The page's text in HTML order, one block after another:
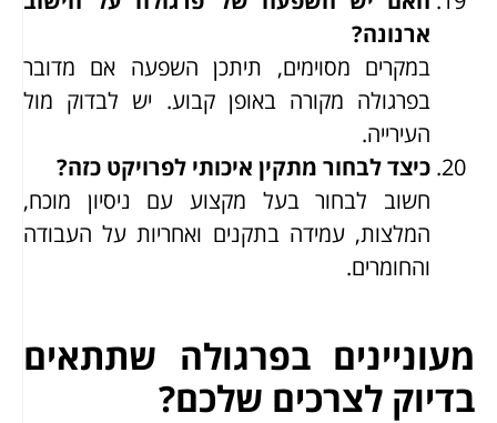
ארנונה?
במקרים מסוימים, תיתכן השפעה אם מדובר
בפרגולה מקורה באופן קבוע. יש לבדוק מול
העירייה.
כיצד לבחור מתקין איכותי לפרויקט כזה?
חשוב לבחור בעל מקצוע עם ניסיון מוכח,
המלצות, עמידה בתקנים ואחריות על העבודה
והחומרים.
מעוניינים בפרגולה שתתאים
בדיוק לצרכים שלכם?